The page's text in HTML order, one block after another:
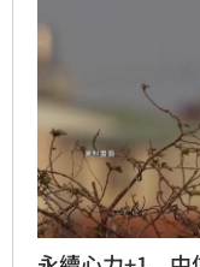
蟹甲殼長未滿6公
源能達到性成